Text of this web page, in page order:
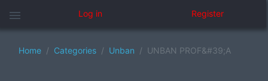
menu Log in Register
Home Categories Unban UNBAN PROF&#39;A